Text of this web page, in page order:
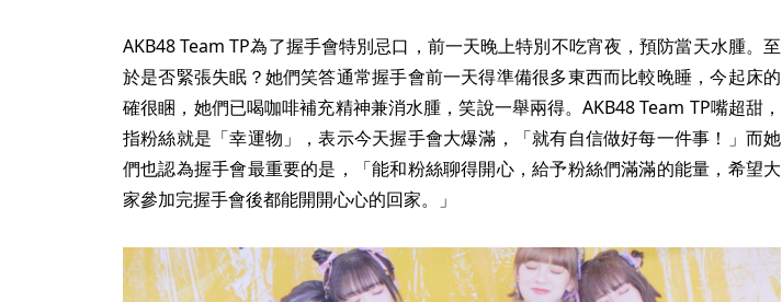
AKB48 Team TP為了握手會特別忌口，前一天晚上特別不吃宵夜，預防當天水腫。至
於是否緊張失眠？她們笑答通常握手會前一天得準備很多東西而比較晚睡，今起床的
確很睏，她們已喝咖啡補充精神兼消水腫，笑說一舉兩得。AKB48 Team TP嘴超甜，
指粉絲就是「幸運物」，表示今天握手會大爆滿，「就有自信做好每一件事！」而她
們也認為握手會最重要的是，「能和粉絲聊得開心，給予粉絲們滿滿的能量，希望大
家參加完握手會後都能開開心心的回家。」